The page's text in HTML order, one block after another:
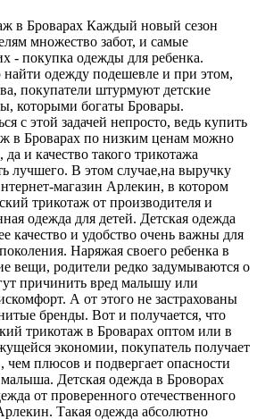
в Броварах Каждый новый сезон
множество забот, и самые
- покупка одежды для ребенка.
найти одежду подешевле и при этом,
покупатели штурмуют детские
которыми богаты Бровары.
с этой задачей непросто, ведь купить
в Броварах по низким ценам можно
и качество такого трикотажа
лучшего. В этом случае,на выручку
магазин Арлекин, в котором
трикотаж от производителя и
одежда для детей. Детская одежда
качество и удобство очень важны для
Наряжая своего ребенка в
вещи, родители редко задумываются о
причинить вред малышу или
А от этого не застрахованы
бренды. Вот и получается, что
трикотаж в Броварах оптом или в
экономии, покупатель получает
чем плюсов и подвергает опасности
малыша. Детская одежда в Броворах
от проверенного отечественного
Такая одежда абсолютно